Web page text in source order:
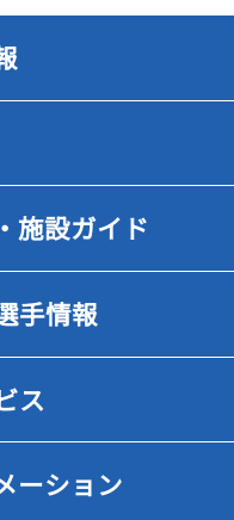
施設ガイド
手情報
ス
ーション